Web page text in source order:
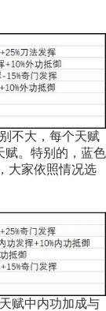
不大，每个天赋
赋。特别的，蓝色
大家依照情况选
赋中内功加成与